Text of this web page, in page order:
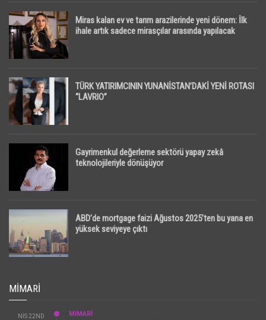
Miras kalan ev ve tarım arazilerinde yeni dönem: İlk
ihale artık sadece mirasçılar arasında yapılacak
TÜRK YATIRIMCININ YUNANİSTAN’DAKİ YENİ ROTASI
“LAVRIO”
Gayrimenkul değerleme sektörü yapay zekâ
teknolojileriyle dönüşüyor
ABD’de mortgage faizi Ağustos 2025’ten bu yana en
yüksek seviyeye çıktı
MIMARI
NIS 22ND
MİMARİ